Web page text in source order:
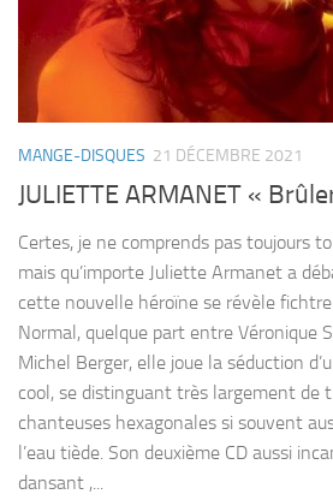
MANGE-DISQUES 21 DÉCEMBRE 2021
JULIETTE ARMANET «
Certes, je ne comprends pas toujours
mais qu’importe Juliette Armanet a
cette nouvelle héroïne se révèle
Normal, quelque part entre Véronique
Michel Berger, elle joue la séduction
cool, se distinguant très largement de
chanteuses hexagonales si souvent
l’eau tiède. Son deuxième CD aussi
dansant ,...